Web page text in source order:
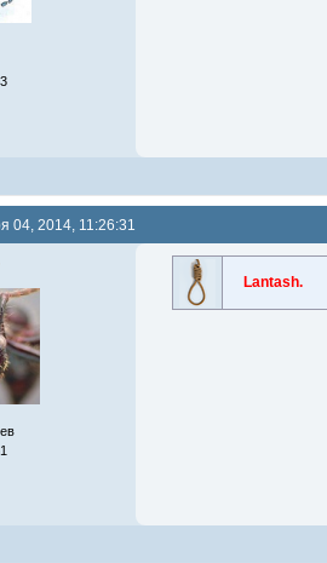
04, 2014, 11:26:31
Lantash.